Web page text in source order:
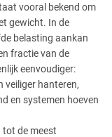
vooral bekend om
gewicht. In de
belasting aankan
fractie van de
eenvoudiger:
veiliger hanteren,
en systemen hoeven
tot de meest